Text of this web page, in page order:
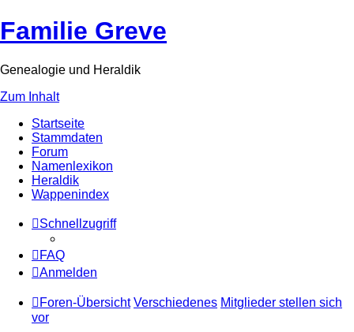
Familie Greve
Genealogie und Heraldik
Zum Inhalt
Startseite
Stammdaten
Forum
Namenlexikon
Heraldik
Wappenindex
Schnellzugriff
FAQ
Anmelden
Foren-Übersicht Verschiedenes Mitglieder stellen sich
vor